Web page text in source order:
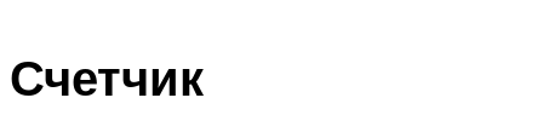
Счетчик